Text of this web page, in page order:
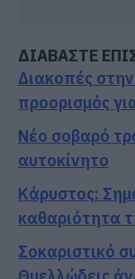
ΔΙΑΒΑΣΤΕ
Διακοπές
προορισμός
Νέο σοβαρό
αυτοκίνητο
Κάρυστος:
καθαριότητα
Σοκαριστικό